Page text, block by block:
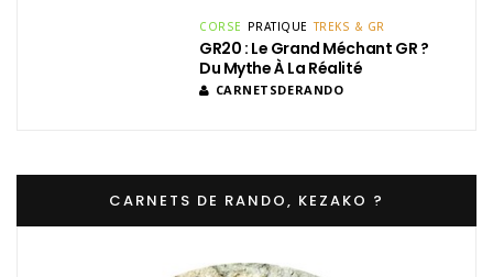
CORSE PRATIQUE TREKS & GR
GR20 : Le Grand Méchant GR ?
Du Mythe À La Réalité
CARNETSDERANDO
CARNETS DE RANDO, KEZAKO ?